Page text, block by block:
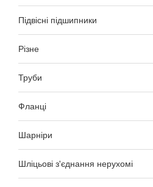
Підвісні підшипники
Різне
Труби
Фланці
Шарніри
Шліцьові з'єднання нерухомі